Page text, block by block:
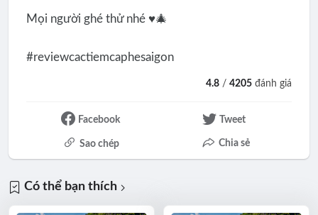
Mọi người ghé thử nhé ♥️🎄
#reviewcactiemcaphesaigon
4.8 /4205 đánh giá
Facebook Tweet
Sao chép Chia sẻ
Có thể bạn thích